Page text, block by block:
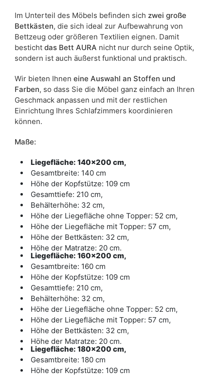
Im Unterteil des Möbels befinden sich zwei große
Bettkästen, die sich ideal zur Aufbewahrung von
Bettzeug oder größeren Textilien eignen. Damit
besticht das Bett AURA nicht nur durch seine Optik,
sondern ist auch äußerst funktional und praktisch.
Wir bieten Ihnen eine Auswahl an Stoffen und
Farben, so dass Sie die Möbel ganz einfach an Ihren
Geschmack anpassen und mit der restlichen
Einrichtung Ihres Schlafzimmers koordinieren
können.
Maße:
Liegefläche: 140x200 cm,
Gesamtbreite: 140 cm
Höhe der Kopfstütze: 109 cm
Gesamttiefe: 210 cm,
Behälterhöhe: 32 cm,
Höhe der Liegefläche ohne Topper: 52 cm,
Höhe der Liegefläche mit Topper: 57 cm,
Höhe der Bettkästen: 32 cm,
Höhe der Matratze: 20 cm.
Liegefläche: 160x200 cm,
Gesamtbreite: 160 cm
Höhe der Kopfstütze: 109 cm
Gesamttiefe: 210 cm,
Behälterhöhe: 32 cm,
Höhe der Liegefläche ohne Topper: 52 cm,
Höhe der Liegefläche mit Topper: 57 cm,
Höhe der Bettkästen: 32 cm,
Höhe der Matratze: 20 cm.
Liegefläche: 180x200 cm,
Gesamtbreite: 180 cm
Höhe der Kopfstütze: 109 cm